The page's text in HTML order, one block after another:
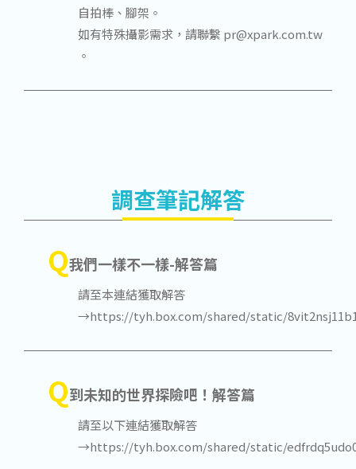
自拍棒、腳架。
如有特殊攝影需求，請聯繫 pr@xpark.com.tw
。
調查筆記解答
Q我們一樣不一樣-解答篇
請至本連結獲取解答
→https://tyh.box.com/shared/static/
Q到未知的世界探險吧！解答篇
請至以下連結獲取解答
→https://tyh.box.com/shared/static/